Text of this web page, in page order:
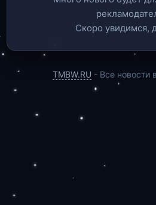
Скоро увидимся,
TMBW.RU - Все новости